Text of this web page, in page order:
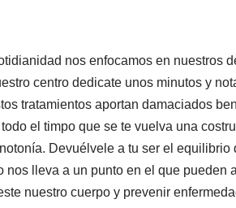
nos enfocamos en nuestros
centro dedicate unos minutos y
tratamientos aportan damaciados
el timpo que se te vuelva una
Devuélvele a tu ser el
nos lleva a un punto en el que
nuestro cuerpo y prevenir